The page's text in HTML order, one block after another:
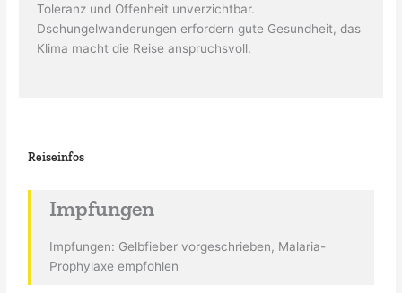
Toleranz und Offenheit unverzichtbar.
Dschungelwanderungen erfordern gute Gesundheit, das
Klima macht die Reise anspruchsvoll.
Reiseinfos
Impfungen
Impfungen: Gelbfieber vorgeschrieben, Malaria-
Prophylaxe empfohlen